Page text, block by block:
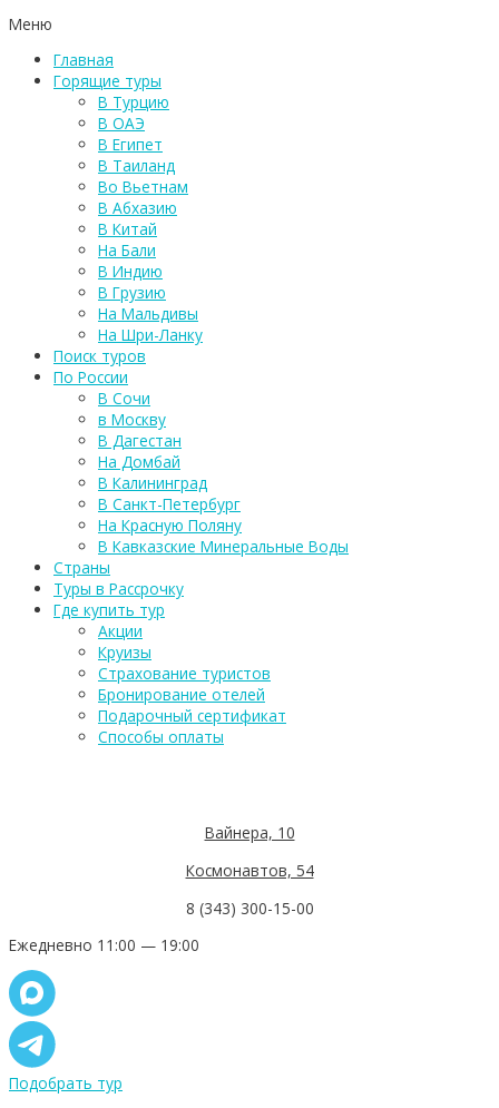
Меню
Главная
Горящие туры
В Турцию
В ОАЭ
В Египет
В Таиланд
Во Вьетнам
В Абхазию
В Китай
На Бали
В Индию
В Грузию
На Мальдивы
На Шри-Ланку
Поиск туров
По России
В Сочи
в Москву
В Дагестан
На Домбай
В Калининград
В Санкт-Петербург
На Красную Поляну
В Кавказские Минеральные Воды
Страны
Туры в Рассрочку
Где купить тур
Акции
Круизы
Страхование туристов
Бронирование отелей
Подарочный сертификат
Способы оплаты
Вайнера, 10
Космонавтов, 54
8 (343) 300-15-00
Ежедневно 11:00 — 19:00
Подобрать тур